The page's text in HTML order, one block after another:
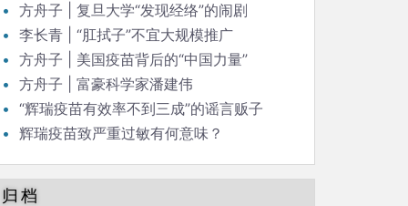
方舟子 | 复旦大学“发现经络”的闹剧
李长青 | “肛拭子”不宜大规模推广
方舟子 | 美国疫苗背后的“中国力量”
方舟子 | 富豪科学家潘建伟
“辉瑞疫苗有效率不到三成”的谣言贩子
辉瑞疫苗致严重过敏有何意味？
归档